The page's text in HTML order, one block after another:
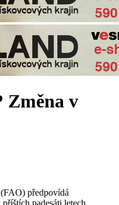
Změna v
předpovídá
padesáti letech.